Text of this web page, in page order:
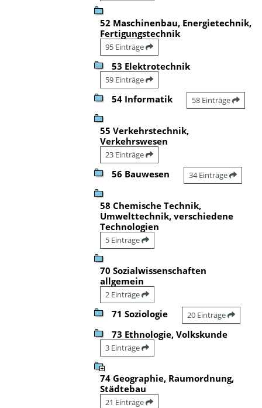
52 Maschinenbau, Energietechnik,
Fertigungstechnik
95 Einträge
53 Elektrotechnik
59 Einträge
54 Informatik 58 Einträge
55 Verkehrstechnik,
Verkehrswesen
23 Einträge
56 Bauwesen 34 Einträge
58 Chemische Technik,
Umwelttechnik, verschiedene
Technologien
5 Einträge
70 Sozialwissenschaften
allgemein
2 Einträge
71 Soziologie 20 Einträge
73 Ethnologie, Volkskunde
3 Einträge
74 Geographie, Raumordnung,
Städtebau
21 Einträge